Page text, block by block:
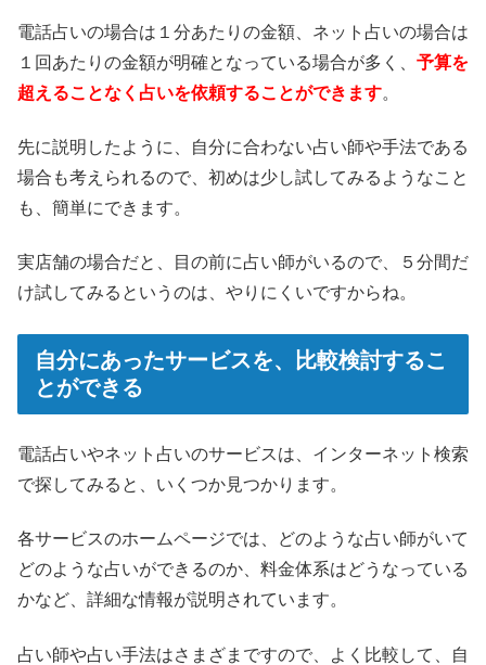
電話占いの場合は１分あたりの金額、ネット占いの場合は
１回あたりの金額が明確となっている場合が多く、 予算を
超えることなく占いを依頼することができます。
先に説明したように、自分に合わない占い師や手法である
場合も考えられるので、初めは少し試してみるようなこと
も、簡単にできます。
実店舗の場合だと、目の前に占い師がいるので、５分間だ
け試してみるというのは、やりにくいですからね。
自分にあったサービスを、比較検討するこ
とができる
電話占いやネット占いのサービスは、インターネット検索
で探してみると、いくつか見つかります。
各サービスのホームページでは、どのような占い師がいて
どのような占いができるのか、料金体系はどうなっている
かなど、詳細な情報が説明されています。
占い師や占い手法はさまざまですので、よく比較して、自